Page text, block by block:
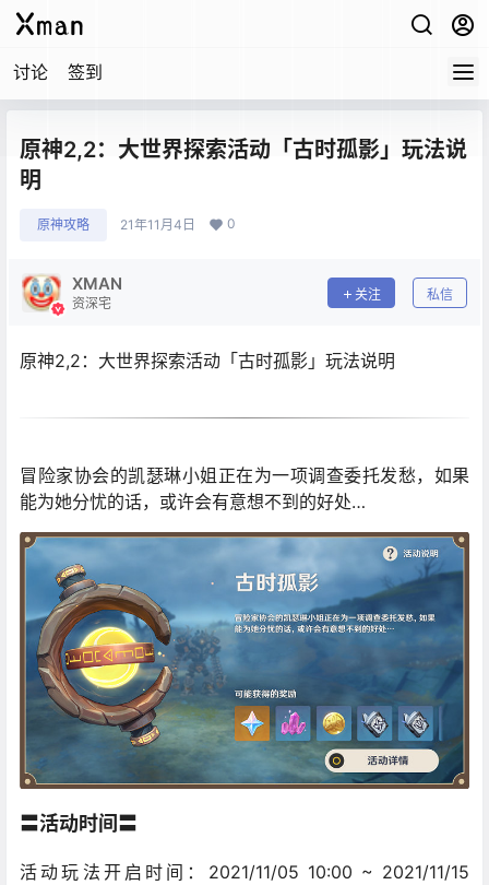
讨论 签到
原神2,2：大世界探索活动「古时孤影」玩法说
明
原神攻略 21年11月4日 0
XMAN
资深宅
关注 私信
​​原神2,2：大世界探索活动「古时孤影」玩法说明
冒险家协会的凯瑟琳小姐正在为一项调查委托发愁，如果
能为她分忧的话，或许会有意想不到的好处…
〓活动时间〓
活动玩法开启时间：2021/11/05 10:00 ~ 2021/11/15